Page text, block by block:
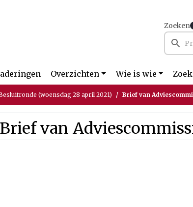
Zoeken
Overzichten Wie is wie
(woensdag 28 april 2021) Brief van
Brief van